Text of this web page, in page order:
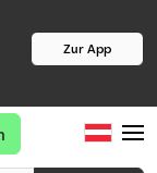
Zur App